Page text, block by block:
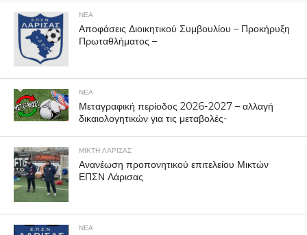
ΝΕΑ
Αποφάσεις Διοικητικού Συμβουλίου – Προκήρυξη
Πρωταθλήματος –
ΝΕΑ
Μεταγραφική περίοδος 2026-2027 – αλλαγή
δικαιολογητικών για τις μεταβολές-
ΜΙΚΤΗ ΛΑΡΙΣΑΣ
Ανανέωση προπονητικού επιτελείου Μικτών
ΕΠΣΝ Λάρισας
ΝΕΑ